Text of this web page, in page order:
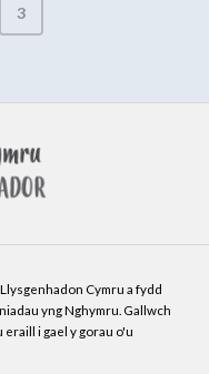
3
Cymru a fydd
yng Nghymru. Gallwch
i gael y gorau o'u